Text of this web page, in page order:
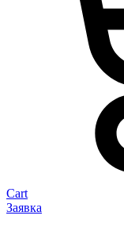
Cart
Заявка